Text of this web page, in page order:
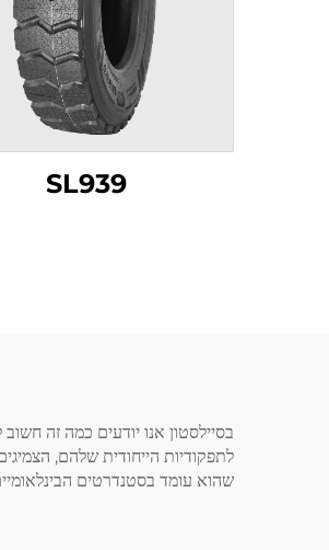
SL939
בסיילסטון אנו יודעים כמה זה
לתפקודיות הייחודית שלהם,
שהוא עומד בסטנדרטים